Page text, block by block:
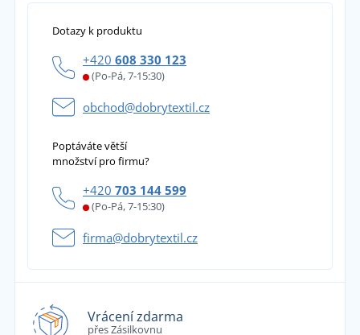
Dotazy k produktu
+420 608 330 123
(Po-Pá, 7-15:30)
obchod@dobrytextil.cz
Poptáváte větší
množství pro firmu?
+420 703 144 599
(Po-Pá, 7-15:30)
firma@dobrytextil.cz
Vrácení zdarma
přes Zásilkovnu